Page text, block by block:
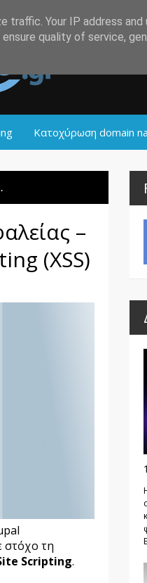
Κατοχύρωση domain
–
(XSS)
στόχο τη
Scripting.
traffic. Your IP address and
quality of service,